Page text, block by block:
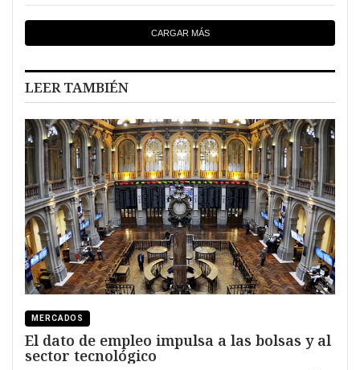
CARGAR MÁS
LEER TAMBIÉN
MERCADOS
El dato de empleo impulsa a las bolsas y al
sector tecnológico